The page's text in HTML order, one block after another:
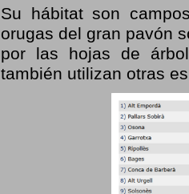
Su hábitat son
orugas del gran pavón
por las hojas de
también utilizan otras